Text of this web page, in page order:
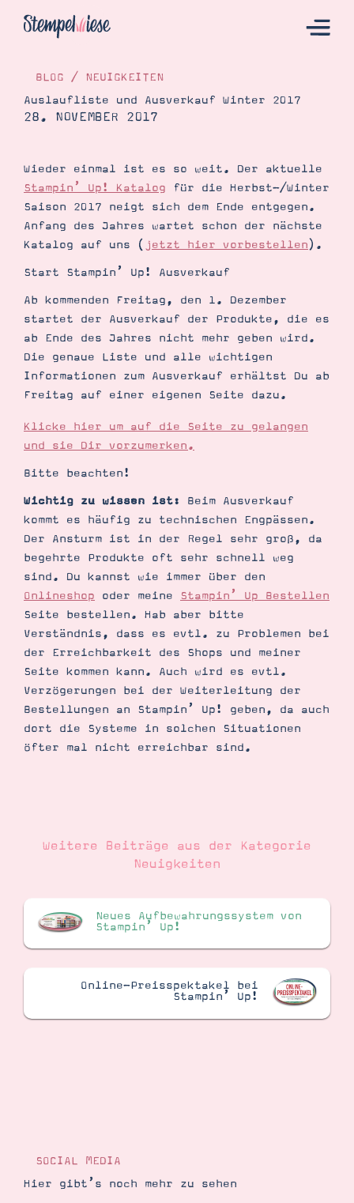
Katalog
Bestellen
Kontakt
Demonstrator werden
Blog
Gutscheine
Über mich
Über Stampin’ Up!
Ordnungstipps
BLOG / NEUIGKEITEN
Auslaufliste und Ausverkauf Winter 2017
28. NOVEMBER 2017
Wieder einmal ist es so weit. Der aktuelle
Stampin’ Up! Katalog für die Herbst-/Winter
Saison 2017 neigt sich dem Ende entgegen.
Anfang des Jahres wartet schon der nächste
Katalog auf uns ( jetzt hier vorbestellen ).
Start Stampin’ Up! Ausverkauf
Ab kommenden Freitag, den 1. Dezember
startet der Ausverkauf der Produkte, die es
ab Ende des Jahres nicht mehr geben wird.
Die genaue Liste und alle wichtigen
Informationen zum Ausverkauf erhältst Du ab
Freitag auf einer eigenen Seite dazu.
Klicke hier um auf die Seite zu gelangen
und sie Dir vorzumerken.
Bitte beachten!
Wichtig zu wissen ist:
Beim Ausverkauf
kommt es häufig zu technischen Engpässen.
Der Ansturm ist in der Regel sehr groß, da
begehrte Produkte oft sehr schnell weg
sind. Du kannst wie immer über den
Onlineshop oder meine Stampin’ Up Bestellen
Seite bestellen. Hab aber bitte
Verständnis, dass es evtl. zu Problemen bei
der Erreichbarkeit des Shops und meiner
Seite kommen kann. Auch wird es evtl.
Verzögerungen bei der Weiterleitung der
Bestellungen an Stampin’ Up! geben, da auch
dort die Systeme in solchen Situationen
öfter mal nicht erreichbar sind.
Weitere Beiträge aus der Kategorie
Neuigkeiten
Neues Aufbewahrungssystem von
Stampin’ Up!
Online-Preisspektakel bei
Stampin’ Up!
SOCIAL MEDIA
Hier gibt’s noch mehr zu sehen